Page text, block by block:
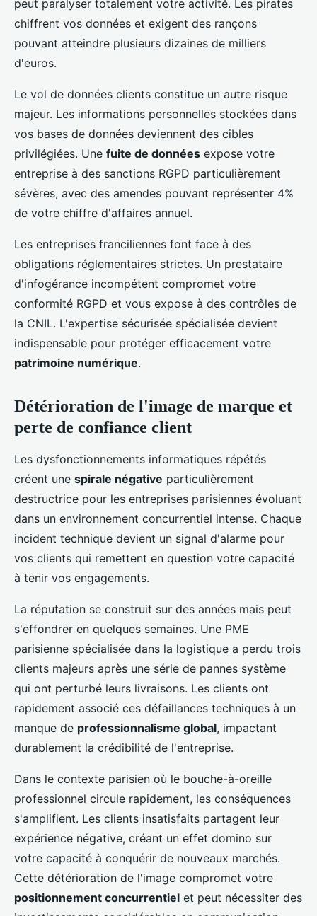
peut paralyser totalement votre activité. Les pirates
chiffrent vos données et exigent des rançons
pouvant atteindre plusieurs dizaines de milliers
d'euros.
Le vol de données clients constitue un autre risque
majeur. Les informations personnelles stockées dans
vos bases de données deviennent des cibles
privilégiées. Une fuite de données expose votre
entreprise à des sanctions RGPD particulièrement
sévères, avec des amendes pouvant représenter 4%
de votre chiffre d'affaires annuel.
Les entreprises franciliennes font face à des
obligations réglementaires strictes. Un prestataire
d'infogérance incompétent compromet votre
conformité RGPD et vous expose à des contrôles de
la CNIL. L'expertise sécurisée spécialisée devient
indispensable pour protéger efficacement votre
patrimoine numérique.
Détérioration de l'image de marque et
perte de confiance client
Les dysfonctionnements informatiques répétés
créent une spirale négative particulièrement
destructrice pour les entreprises parisiennes évoluant
dans un environnement concurrentiel intense. Chaque
incident technique devient un signal d'alarme pour
vos clients qui remettent en question votre capacité
à tenir vos engagements.
La réputation se construit sur des années mais peut
s'effondrer en quelques semaines. Une PME
parisienne spécialisée dans la logistique a perdu trois
clients majeurs après une série de pannes système
qui ont perturbé leurs livraisons. Les clients ont
rapidement associé ces défaillances techniques à un
manque de professionnalisme global, impactant
durablement la crédibilité de l'entreprise.
Dans le contexte parisien où le bouche-à-oreille
professionnel circule rapidement, les conséquences
s'amplifient. Les clients insatisfaits partagent leur
expérience négative, créant un effet domino sur
votre capacité à conquérir de nouveaux marchés.
Cette détérioration de l'image compromet votre
positionnement concurrentiel et peut nécessiter des